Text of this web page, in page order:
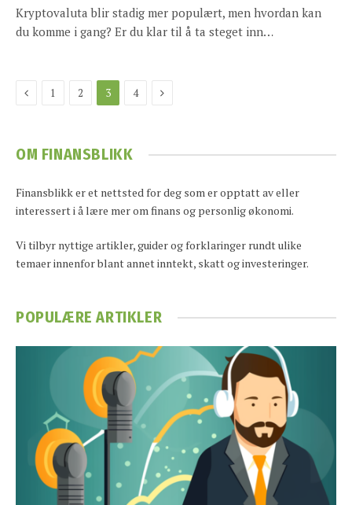
Kryptovaluta blir stadig mer populært, men hvordan kan
du komme i gang? Er du klar til å ta steget inn…
Previous
1 2 3 4 Next
OM FINANSBLIKK
Finansblikk er et nettsted for deg som er opptatt av eller
interessert i å lære mer om finans og personlig økonomi.
Vi tilbyr nyttige artikler, guider og forklaringer rundt ulike
temaer innenfor blant annet inntekt, skatt og investeringer.
POPULÆRE ARTIKLER